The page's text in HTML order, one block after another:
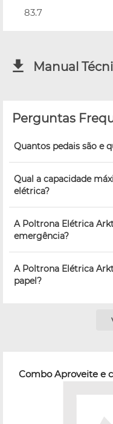
83.7
Manual
Perguntas
Quantos pedais são e
Qual a capacidade
elétrica?
A Poltrona Elétrica
emergência?
A Poltrona Elétrica
papel?
Combo Aproveite e